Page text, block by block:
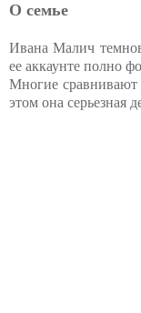
О семье
Ивана Малич
ее аккаунте полно
Многие
этом она серьезная